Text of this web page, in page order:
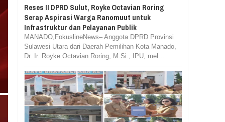
Reses II DPRD Sulut, Royke Octavian Roring
Serap Aspirasi Warga Ranomuut untuk
Infrastruktur dan Pelayanan Publik
MANADO,FokuslineNews– Anggota DPRD Provinsi
Sulawesi Utara dari Daerah Pemilihan Kota Manado,
Dr. Ir. Royke Octavian Roring, M.Si., IPU, mel...